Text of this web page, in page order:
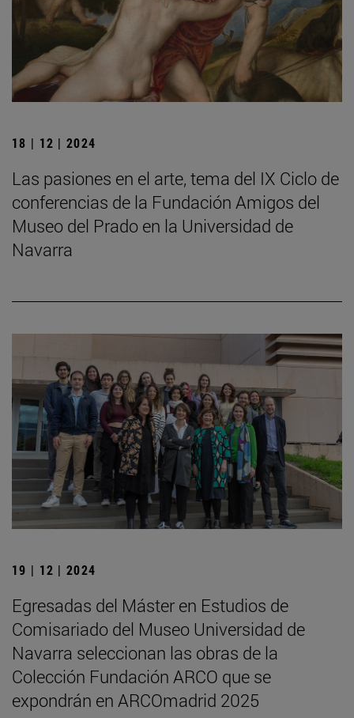
18 | 12 | 2024
Las pasiones en el arte, tema del IX Ciclo de
conferencias de la Fundación Amigos del
Museo del Prado en la Universidad de
Navarra
19 | 12 | 2024
Egresadas del Máster en Estudios de
Comisariado del Museo Universidad de
Navarra seleccionan las obras de la
Colección Fundación ARCO que se
expondrán en ARCOmadrid 2025